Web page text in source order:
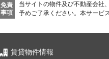
免責
事項
当サイトの物件及び不動産会社
予めご了承ください。 本サービ
賃貸物件情報